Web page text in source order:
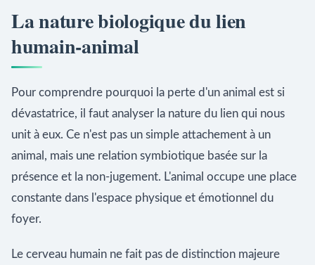
La nature biologique du lien
humain-animal
Pour comprendre pourquoi la perte d'un animal est si
dévastatrice, il faut analyser la nature du lien qui nous
unit à eux. Ce n'est pas un simple attachement à un
animal, mais une relation symbiotique basée sur la
présence et la non-jugement. L'animal occupe une place
constante dans l'espace physique et émotionnel du
foyer.
Le cerveau humain ne fait pas de distinction majeure